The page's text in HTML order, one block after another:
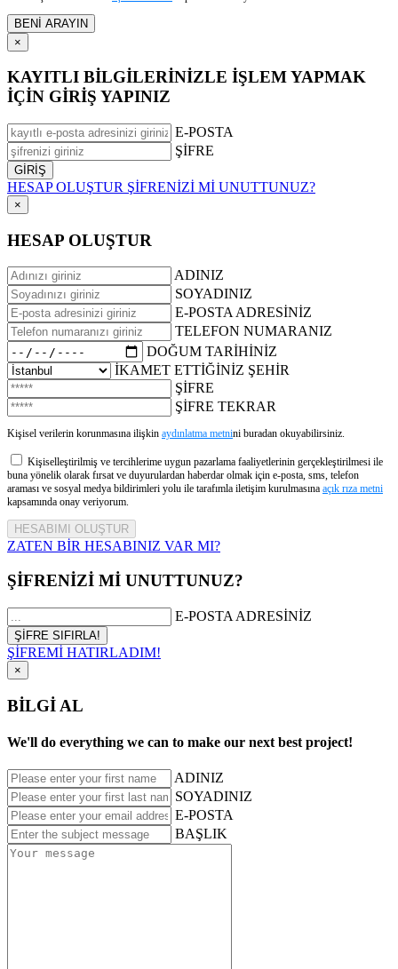
×
KAYITLI BİLGİLERİNİZLE İŞLEM YAPMAK
İÇİN GİRİŞ YAPINIZ
E-POSTA
ŞİFRE
HESAP OLUŞTUR ŞİFRENİZİ Mİ UNUTTUNUZ?
×
HESAP OLUŞTUR
ADINIZ
SOYADINIZ
E-POSTA ADRESİNİZ
TELEFON NUMARANIZ
DOĞUM TARİHİNİZ
İKAMET ETTİĞİNİZ ŞEHİR
ŞİFRE
ŞİFRE TEKRAR
Kişisel verilerin korunmasına ilişkin aydınlatma metnini buradan okuyabilirsiniz.
Kişiselleştirilmiş ve tercihlerime uygun pazarlama faaliyetlerinin gerçekleştirilmesi ile
buna yönelik olarak fırsat ve duyurulardan haberdar olmak için e-posta, sms, telefon
araması ve sosyal medya bildirimleri yolu ile tarafımla iletişim kurulmasına açık rıza metni
kapsamında onay veriyorum.
ZATEN BİR HESABINIZ VAR MI?
ŞİFRENİZİ Mİ UNUTTUNUZ?
E-POSTA ADRESİNİZ
ŞİFREMİ HATIRLADIM!
×
BİLGİ AL
We'll do everything we can to make our next best project!
ADINIZ
SOYADINIZ
E-POSTA
BAŞLIK